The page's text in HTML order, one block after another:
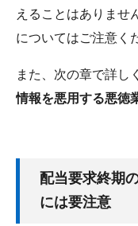
えることはありませ
についてはご注意く
また、次の章で詳し
情報を悪用する悪徳
配当要求終期
には要注意